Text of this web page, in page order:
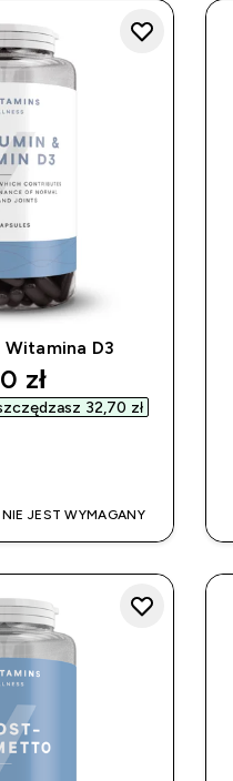
Witamina D3
price
zł‎
32,70 zł‎
NIE JEST WYMAGANY